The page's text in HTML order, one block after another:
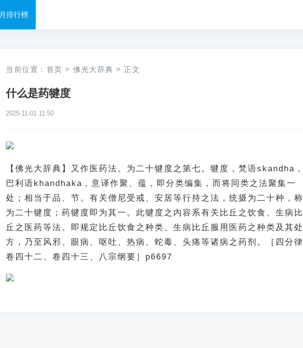
月排行榜
当前位置： 首页 > 佛光大辞典 > 正文
什么是药犍度
2025-11-01 11:50
【佛光大辞典】又作医药法。为二十犍度之第七。犍度，梵语skandha，
巴利语khandhaka，意译作聚、蕴，即分类编集，而将同类之法聚集一
处；相当于品、节。有关僧尼受戒、安居等行持之法，统摄为二十种，称
为二十犍度；药犍度即为其一。此犍度之内容系有关比丘之饮食、生病比
丘之医药等法。即规定比丘饮食之种类、生病比丘服用医药之种类及其处
方，乃至风邪、眼病、呕吐、热病、蛇毒、头痛等诸病之药剂。［四分律
卷四十二、卷四十三、八宗纲要］p6697